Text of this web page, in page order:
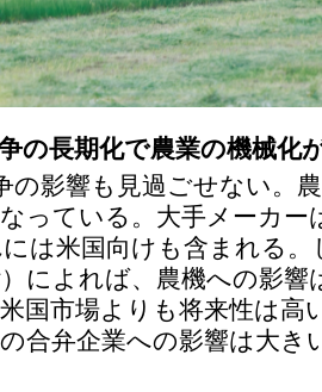
の長期化で農業の機械化
の影響も見過ごせない。
っている。大手メーカー
は米国向けも含まれる。
）によれば、農機への影
国市場よりも将来性は高
合弁企業への影響は大き